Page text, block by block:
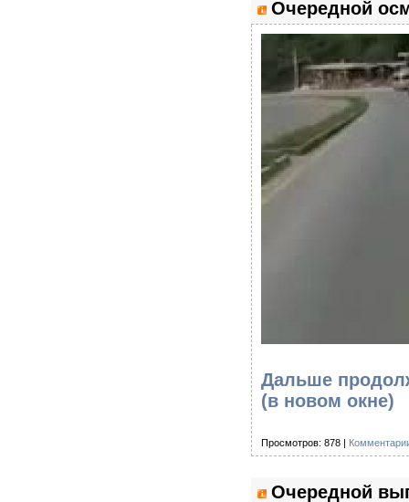
Очередной
Дальше
(в новом окне)
Просмотров: 878 |
Очередной